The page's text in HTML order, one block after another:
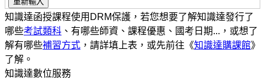
知識達函授課程使用DRM保護，若您想要了解知識達發行了
哪些考試類科 、有哪些師資、課程優惠、國考日期...，或想了
解有哪些補習方式 ，請詳填上表，或先前往《知識達購課館》
了解。
知識達數位服務